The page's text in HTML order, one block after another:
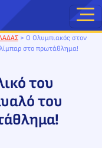
> Ο Ολυμπιακός στον
στο πρωτάθλημα!
του
του